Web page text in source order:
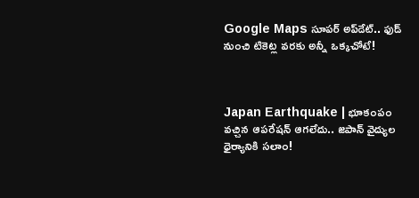
Google Maps సూపర్ అప్‌డేట్.. ఫుడ్
నుంచి టికెట్ల వరకు అన్నీ ఒక్కచోటే!
Japan Earthquake | భూకంపం
వచ్చిన ఆపరేషన్ ఆగలేదు.. జపాన్ వైద్యుల
ధైర్యానికి సలాం!